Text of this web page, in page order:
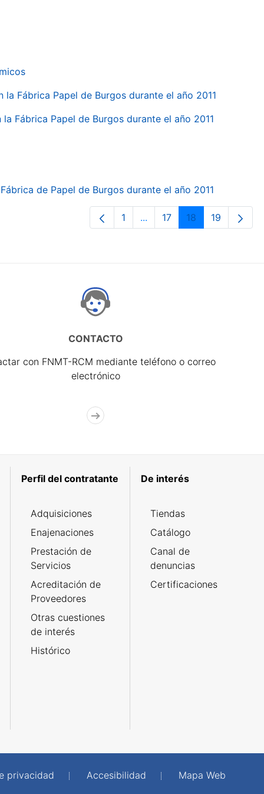
Fábrica Papel de Burgos durante el año 2011
Fábrica Papel de Burgos durante el año 2011
de Papel de Burgos durante el año 2011
Página
1 ...Páginas intermedias Use
Página
17 Página
18 Página
19
CONTACTO
con FNMT-RCM mediante teléfono o correo
electrónico
Perfil del contratante
Adquisiciones
Enajenaciones
Prestación de
Servicios
Acreditación de
Proveedores
Otras cuestiones
de interés
Histórico
De interés
Tiendas
Catálogo
Canal de
denuncias
Certificaciones
privacidad Accesibilidad
Mapa Web